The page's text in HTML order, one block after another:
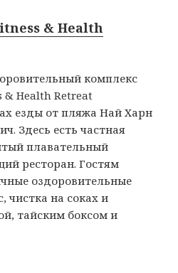
& Health
комплекс
& Health Retreat
езды от пляжа Най Харн
Здесь есть частная
плавательный
ресторан. Гостям
оздоровительные
на соках и
тайским боксом и